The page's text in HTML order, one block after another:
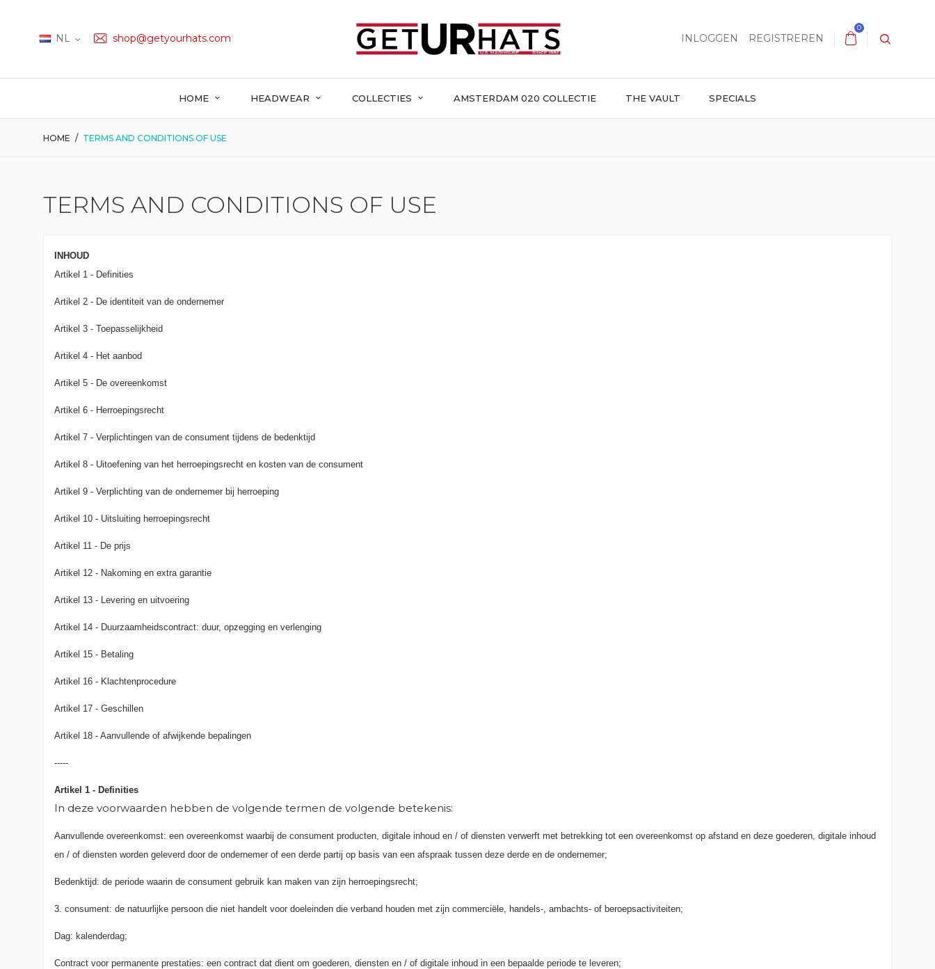
NL shop@getyourhats.com INLOGGEN REGISTREREN
0
HOME HEADWEAR COLLECTIES AMSTERDAM 020 COLLECTIE THE VAULT SPECIALS
HOME TERMS AND CONDITIONS OF USE
TERMS AND CONDITIONS OF USE
INHOUD
Artikel 1 - Definities
Artikel 2 - De identiteit van de ondernemer
Artikel 3 - Toepasselijkheid
Artikel 4 - Het aanbod
Artikel 5 - De overeenkomst
Artikel 6 - Herroepingsrecht
Artikel 7 - Verplichtingen van de consument tijdens de bedenktijd
Artikel 8 - Uitoefening van het herroepingsrecht en kosten van de consument
Artikel 9 - Verplichting van de ondernemer bij herroeping
Artikel 10 - Uitsluiting herroepingsrecht
Artikel 11 - De prijs
Artikel 12 - Nakoming en extra garantie
Artikel 13 - Levering en uitvoering
Artikel 14 - Duurzaamheidscontract: duur, opzegging en verlenging
Artikel 15 - Betaling
Artikel 16 - Klachtenprocedure
Artikel 17 - Geschillen
Artikel 18 - Aanvullende of afwijkende bepalingen
-----
Artikel 1 - Definities
In deze voorwaarden hebben de volgende termen de volgende betekenis:
Aanvullende overeenkomst: een overeenkomst waarbij de consument producten, digitale inhoud en / of diensten verwerft met betrekking tot een overeenkomst op afstand en deze goederen, digitale inhoud
en / of diensten worden geleverd door de ondernemer of een derde partij op basis van een afspraak tussen deze derde en de ondernemer;
Bedenktijd: de periode waarin de consument gebruik kan maken van zijn herroepingsrecht;
3. consument: de natuurlijke persoon die niet handelt voor doeleinden die verband houden met zijn commerciële, handels-, ambachts- of beroepsactiviteiten;
Dag: kalenderdag;
Contract voor permanente prestaties: een contract dat dient om goederen, diensten en / of digitale inhoud in een bepaalde periode te leveren;